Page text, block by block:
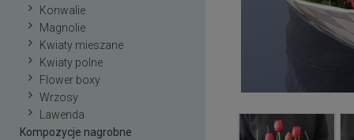
Konwalie
Magnolie
Kwiaty mieszane
Kwiaty polne
Flower boxy
Wrzosy
Lawenda
Kompozycje nagrobne